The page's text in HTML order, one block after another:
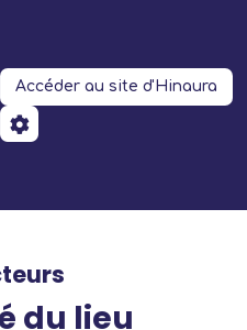
Accéder au site d'Hinaura
du lieu